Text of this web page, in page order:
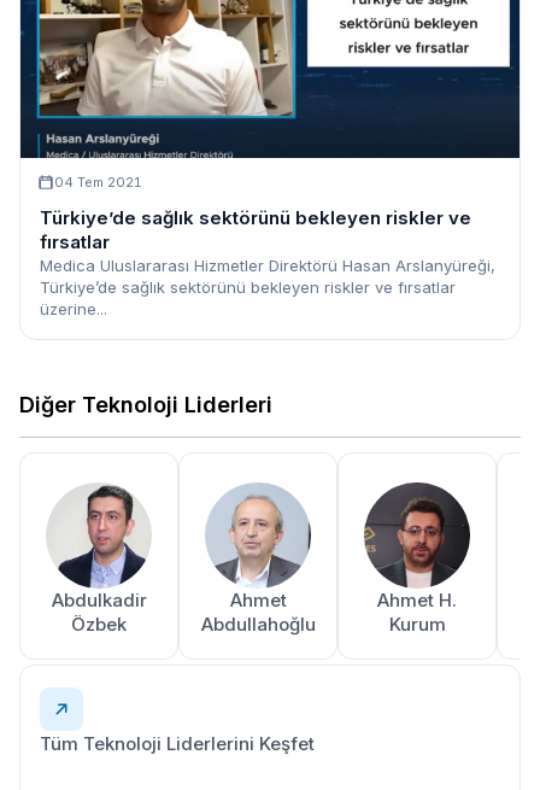
04 Tem 2021
Türkiye’de sağlık sektörünü bekleyen riskler ve
fırsatlar
Medica Uluslararası Hizmetler Direktörü Hasan Arslanyüreği,
Türkiye’de sağlık sektörünü bekleyen riskler ve fırsatlar
üzerine...
Diğer Teknoloji Liderleri
Abdulkadir
Özbek
Ahmet
Abdullahoğlu
Ahmet H.
Kurum
Tüm Teknoloji Liderlerini Keşfet